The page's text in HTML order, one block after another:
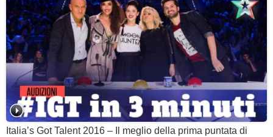
Italia’s Got Talent 2016 – Il meglio della prima puntata di